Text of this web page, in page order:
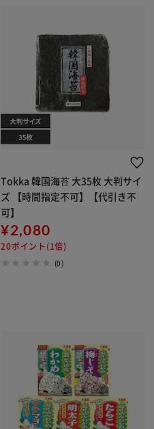
Tokka 韓国海苔 大35枚 大判サイ
ズ 【時間指定不可】【代引き不
可】
¥2,080
20ポイント(1倍)
(0)